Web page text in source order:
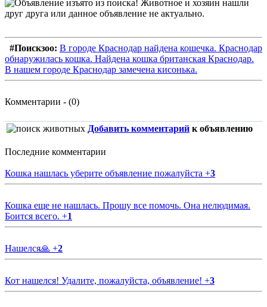
#Поискзоо: В городе Краснодар найдена кошечка. Краснодар
обнаружилась кошка. Найдена кошка британская Краснодар.
В нашем городе Краснодар замечена кисонька.
Комментарии - (0)
Добавить комментарий к объявлению
Последние комментарии
Кошка нашлась уберите объявление пожалуйста +3
Кошка еще не нашлась. Прошу все помочь. Она нелюдимая.
Боится всего. +1
Нашелся🙏 +2
Кот нашелся! Удалите, пожалуйста, объявление! +3